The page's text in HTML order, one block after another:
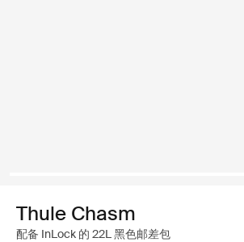
Thule Chasm
配备 InLock 的 22L 黑色邮差包